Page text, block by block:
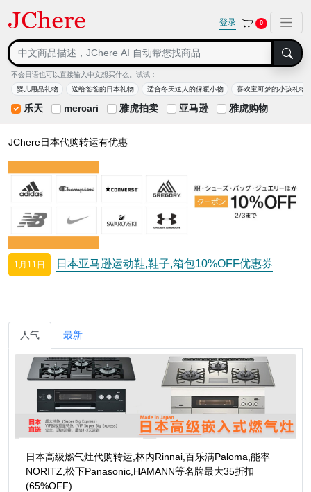
登录 0
不会日语也可以直接输入中文想买什么。试试：
婴儿用品礼物
送给爸爸的日本礼物 适合冬天送人的保暖小物 喜欢宝可梦的小孩礼物
乐天 mercari 雅虎拍卖 亚马逊 雅虎购物
JChere日本代购转运有优惠
1月11日 日本亚马逊运动鞋,鞋子,箱包10%OFF优惠券
人气 最新
日本高级燃气灶代购转运,林内Rinnai,百乐满Paloma,能率
NORITZ,松下Panasonic,HAMANN等名牌最大35折扣
(65%OFF)